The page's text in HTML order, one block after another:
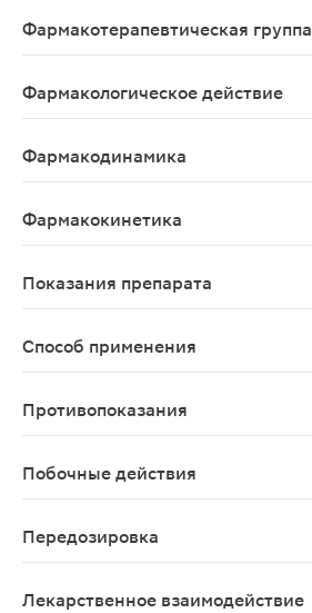
Фармакотерапевтическая группа
Фармакологическое действие
Фармакодинамика
Фармакокинетика
Показания препарата
Способ применения
Противопоказания
Побочные действия
Передозировка
Лекарственное взаимодействие